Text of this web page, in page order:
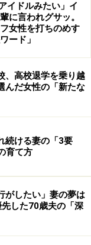
アイドルみたい」イ
に言われグサッ。
女性を打ちのめす
ード」
、高校退学を乗り越
んだ女性の「新たな
続ける妻の「3要
育て方
がしたい」妻の夢は
した70歳夫の「深